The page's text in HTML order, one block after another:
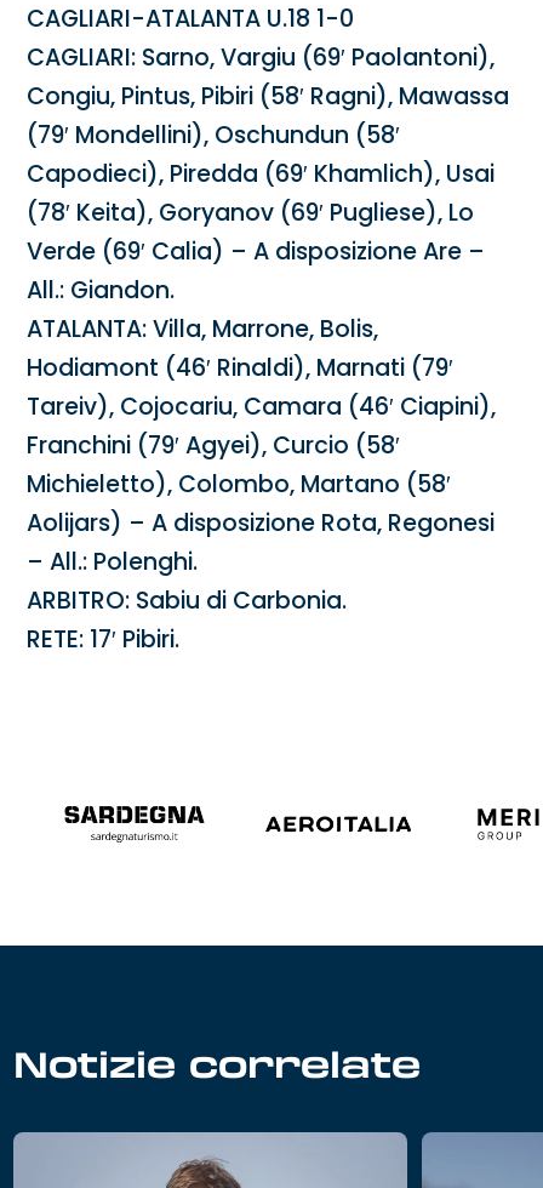
CAGLIARI-ATALANTA U.18 1-0
CAGLIARI: Sarno, Vargiu (69′ Paolantoni),
Congiu, Pintus, Pibiri (58′ Ragni), Mawassa
(79′ Mondellini), Oschundun (58′
Capodieci), Piredda (69′ Khamlich), Usai
(78′ Keita), Goryanov (69′ Pugliese), Lo
Verde (69′ Calia) – A disposizione Are –
All.: Giandon.
ATALANTA: Villa, Marrone, Bolis,
Hodiamont (46′ Rinaldi), Marnati (79′
Tareiv), Cojocariu, Camara (46′ Ciapini),
Franchini (79′ Agyei), Curcio (58′
Michieletto), Colombo, Martano (58′
Aolijars) – A disposizione Rota, Regonesi
– All.: Polenghi.
ARBITRO: Sabiu di Carbonia.
RETE: 17′ Pibiri.
Notizie correlate